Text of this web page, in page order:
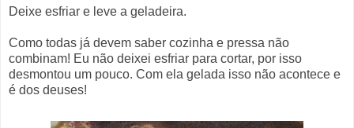
Deixe esfriar e leve a geladeira.
Como todas já devem saber cozinha e pressa não
combinam! Eu não deixei esfriar para cortar, por isso
desmontou um pouco. Com ela gelada isso não acontece e
é dos deuses!